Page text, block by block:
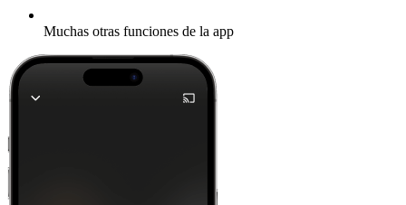
Muchas otras funciones de la app